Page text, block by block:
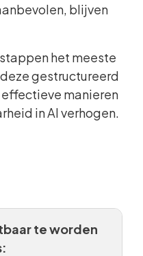
blijven
het meeste
gestructureerd
effectieve manieren
in AI verhogen.
te worden